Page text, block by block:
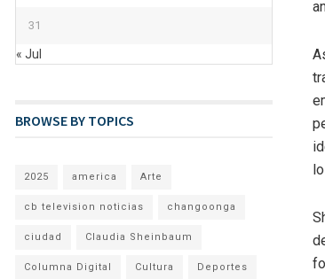
31
« Jul
BROWSE BY TOPICS
2025 america Arte
cb television noticias changoonga
ciudad Claudia Sheinbaum
Columna Digital Cultura Deportes